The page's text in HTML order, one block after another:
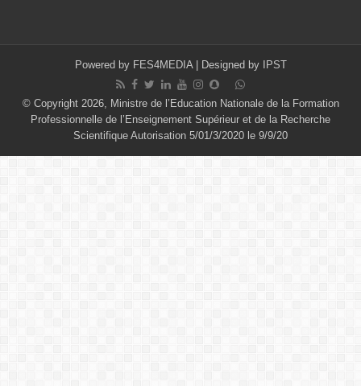
Powered by FES4MEDIA| Designed by IPST
© Copyright 2026, Ministre de l’Education Nationale de la Formation
Professionnelle de l’Enseignement Supérieur et de la Recherche
Scientifique Autorisation 5/01/3/2020 le 9/9/20